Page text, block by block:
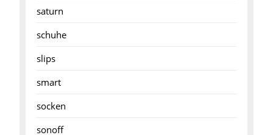
saturn
schuhe
slips
smart
socken
sonoff